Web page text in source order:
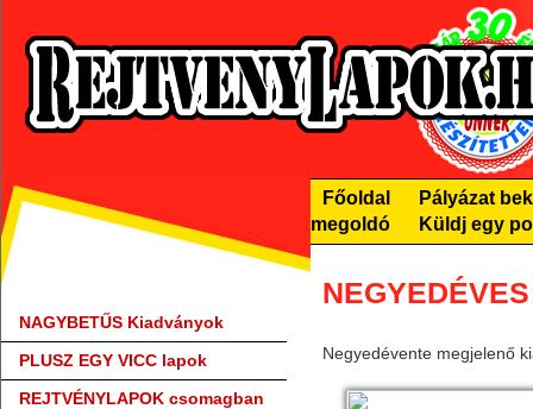
NAGYBETŰS Kiadványok
PLUSZ EGY VICC lapok
REJTVÉNYLAPOK csomagban
Főoldal
Pályázat
megoldó
Küldj egy
Negyedévente megjelenő